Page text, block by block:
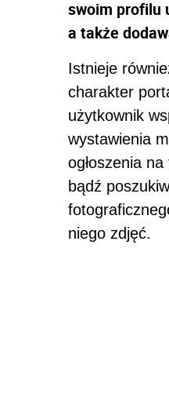
swoim profilu
a także
Istnieje
charakter
użytkownik
wystawienia
ogłoszenia
bądź
niego zdjęć.